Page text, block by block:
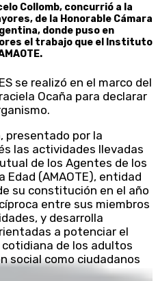
Collomb, concurrió a la
de la Honorable Cámara
donde puso en
el trabajo que el Instituto
se realizó en el marco del
Ocaña para declarar
presentado por la
las actividades llevadas
de los Agentes de los
Edad (AMAOTE), entidad
su constitución en el año
entre sus miembros
y desarrolla
a potenciar el
de los adultos
social como ciudadanos